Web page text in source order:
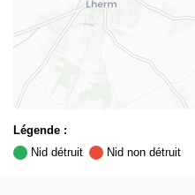
Légende :
Nid détruit
Nid non détruit